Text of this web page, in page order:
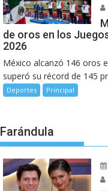
de oros en los
2026
México alcanzó 146 oros
superó su récord de 145
Deportes Principal
Farándula